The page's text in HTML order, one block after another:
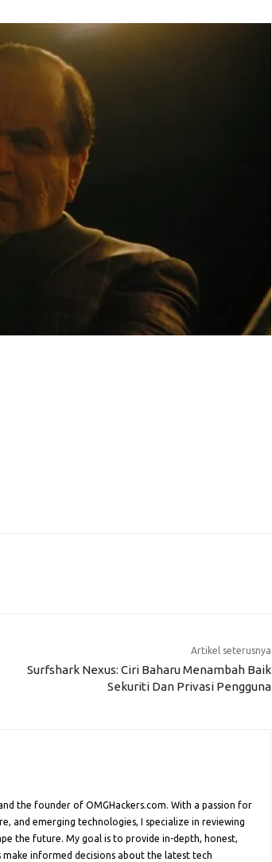
Artikel seterusnya
Surfshark Nexus: Ciri Baharu Menambah Baik
Sekuriti Dan Privasi Pengguna
the founder of OMGHackers.com. With a passion for
and emerging technologies, I specialize in reviewing
the future. My goal is to provide in-depth, honest,
make informed decisions about the latest tech